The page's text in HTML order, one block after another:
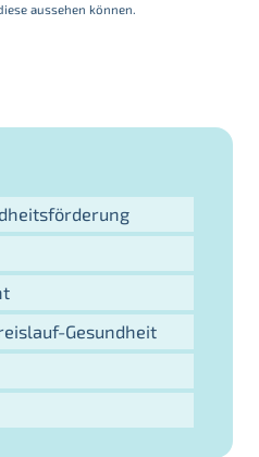
aussehen können.
Gesundheit